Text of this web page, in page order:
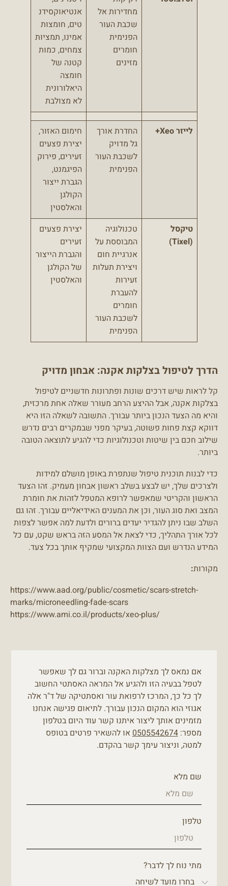
מחדירות אל
שכבת העור
הפנימית
חומרים
מזינים
אנטיאוקסידנ
טים, חומצות
אמינו, תמציות
צמחים, כמות
קטנה של
חומצה
היאלורונית
לא מצולבת
לייזר Xeo+
החדרת אורך
גל מדויק
לשכבת העור
הפנימית
חימום האזור,
יצירת פצעים
זעירים, פירוק
הפיגמנט,
הגברת ייצור
הקולגן
והאלסטין
טיקסל
(Tixel)
טכנולוגיה
המבוססת על
אנרגיית חום
ויצירת תעלות
זעירות
להעברת
חומרים
לשכבת העור
הפנימית
יצירת פצעים
זעירים
והגברת הייצור
של הקולגן
והאלסטין
הדרך לטיפול בצלקות אקנה: אבחון מדויק
קל לראות שיש דרכים שונות ופתרונות חדשניים לטיפול
בצלקות אקנה, אבל ההיצע הרחב מעורר שאלה אחת מרכזית,
והיא מה הצעד הנכון ביותר עבורך. התשובה לשאלה הזו היא
דווקא קצת פחות פשוטה, בעיקר מפני שבמקרים רבים נדרש
שילוב חכם בין שיטות וטכנולוגיות כדי להגיע לתוצאה הטובה
ביותר.
כדי לבנות תוכנית טיפול שנתפרת באופן מושלם למידות
ולצרכים שלך, יש לבצע בשלב ראשון אבחון מעמיק. זהו הצעד
הראשון והקריטי שמאפשר לרופא המטפל לזהות את חומרת
המצב ואת סוג העור, וכן את המענים האידיאליים עבורך. זהו גם
השלב שבו ניתן להגדיר יעדים ברורים ולדעת למה אפשר לצפות
לכל אורך התהליך, כדי לצאת אל המסע הזה בראש שקט, עם כל
המידע הנדרש ועם הצוות המקצועי שמקיף אותך בכל צעד.
מקורות:
https://www.aad.org/public/cosmetic/scars-stretch-
marks/microneedling-fade-scars
https://www.ami.co.il/products/xeo-plus/
אם נמאס לך מצלקות האקנה וברור גם לך שאפשר
לטפל בבעיה הזו ולהגיע אל המראה האסתטי החשוב
לך כל כך, המרכז לרפואת עור ואסתטיקה של ד"ר אלה
אגוזי הוא המקום הנכון עבורך. לתיאום פגישה אנחנו
מזמינים אותך ליצור איתנו קשר עוד היום בטלפון
מספר:0505542674או להשאיר פרטים בטופס
למטה, וניצור עימך קשר בהקדם.
שם מלא
טלפון
מתי נוח לך לדבר?